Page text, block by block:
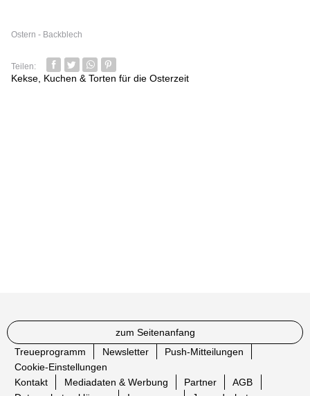
Ostern - Backblech
Teilen:
Facebook
TwitterWhatsapp senden
Pin it
Kekse, Kuchen & Torten für die Osterzeit
zum Seitenanfang
Treueprogramm
Newsletter
Push-Mitteilungen
Cookie-Einstellungen
Kontakt
Mediadaten & Werbung Partner
AGB